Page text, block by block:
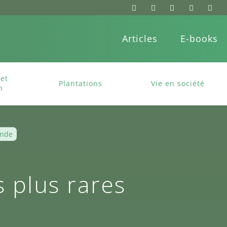
Articles E-books
Plantations Vie en société
plus rares